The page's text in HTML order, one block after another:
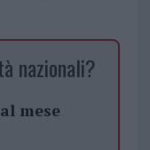
nazionali?
mese